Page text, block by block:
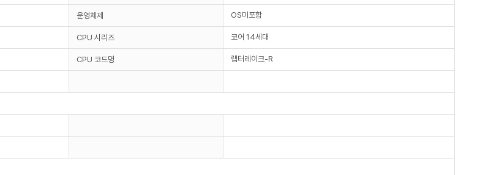
운영체제 OS미포함
CPU 시리즈 코어 14세대
CPU 코드명 랩터레이크-R